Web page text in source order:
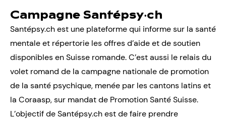
Campagne Santépsy‧ch
Santépsy.ch est une plateforme qui informe sur la santé
mentale et répertorie les offres d’aide et de soutien
disponibles en Suisse romande. C’est aussi le relais du
volet romand de la campagne nationale de promotion
de la santé psychique, menée par les cantons latins et
la Coraasp, sur mandat de Promotion Santé Suisse.
L’objectif de Santépsy.ch est de faire prendre